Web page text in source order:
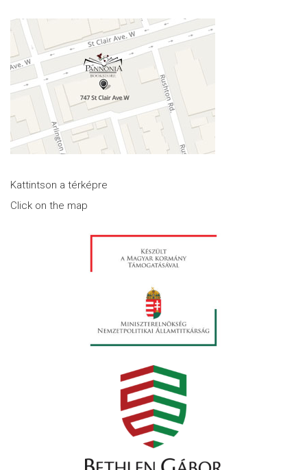
Kattintson a térképre
Click on the map